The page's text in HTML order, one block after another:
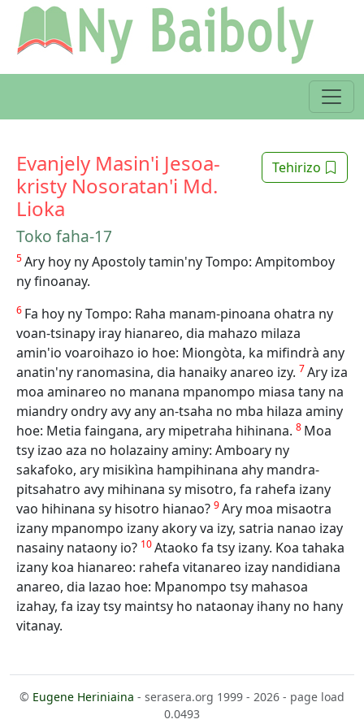
Tehirizo
Evanjely Masin'i Jesoa-
kristy Nosoratan'i Md.
Lioka
Toko faha-17
5Ary hoy ny Apostoly tamin'ny Tompo: Ampitomboy
ny finoanay.
6 Fa hoy ny Tompo: Raha manam-pinoana ohatra ny
voan-tsinapy iray hianareo, dia mahazo milaza
amin'io voaroihazo io hoe: Miongòta, ka mifindrà any
anatin'ny ranomasina, dia hanaiky anareo izy. 7Ary iza
moa aminareo no manana mpanompo miasa tany na
miandry ondry avy any an-tsaha no mba hilaza aminy
hoe: Metia faingana, ary mipetraha hihinana. 8 Moa
tsy izao aza no holazainy aminy: Amboary ny
sakafoko, ary misikìna hampihinana ahy mandra-
pitsahatro avy mihinana sy misotro, fa rahefa izany
vao hihinana sy hisotro hianao? 9Ary moa misaotra
izany mpanompo izany akory va izy, satria nanao izay
nasainy nataony io? 10Ataoko fa tsy izany. Koa tahaka
izany koa hianareo: rahefa vitanareo izay nandidiana
anareo, dia lazao hoe: Mpanompo tsy mahasoa
izahay, fa izay tsy maintsy ho nataonay ihany no hany
vitanay.
© Eugene Heriniaina - serasera.org 1999 - 2026 - page load
0.0493